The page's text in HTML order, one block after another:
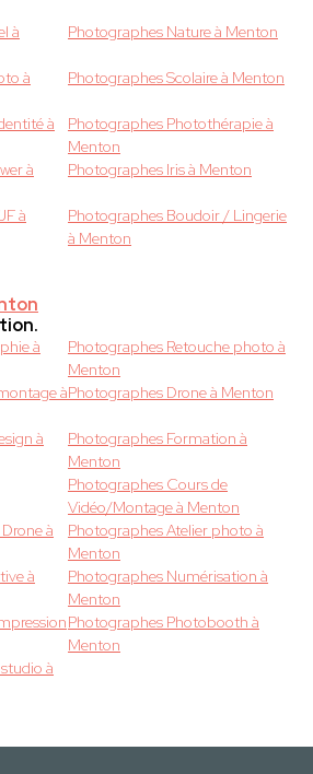
à
Photographes Nature à Menton
à
Photographes Scolaire à Menton
à
Photographes Photothérapie à
Menton
à
Photographes Iris à Menton
à
Photographes Boudoir / Lingerie
à Menton
à
Photographes Retouche photo à
Menton
àPhotographes Drone à Menton
à
Photographes Formation à
Menton
Photographes Cours de
Vidéo/Montage à Menton
à
Photographes Atelier photo à
Menton
à
Photographes Numérisation à
Menton
Photographes Photobooth à
Menton
à